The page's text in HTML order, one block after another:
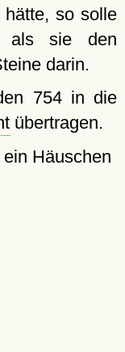
so solle
als sie den
darin.
754 in die
übertragen.
Häuschen